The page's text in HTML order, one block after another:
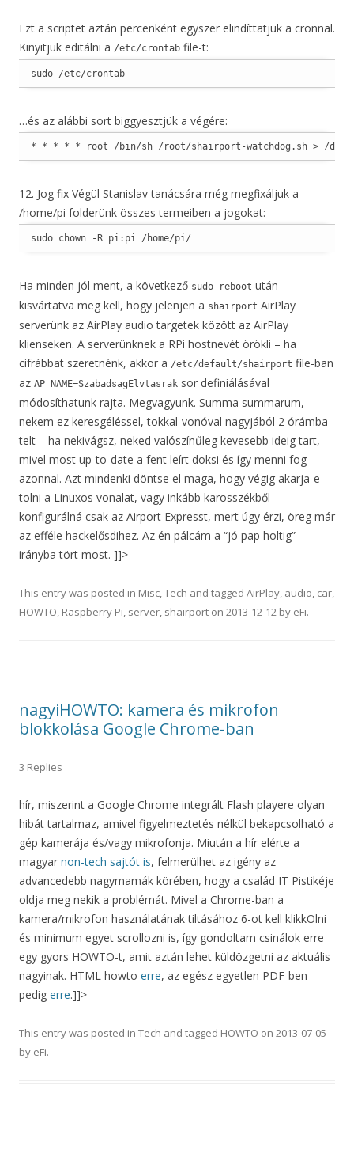
Ezt a scriptet aztán percenként egyszer elindíttatjuk a cronnal.
Kinyitjuk editálni a /etc/crontab file-t:
sudo /etc/crontab
…és az alábbi sort biggyesztjük a végére:
* * * * * root /bin/sh /root/shairport-watchdog.sh > /
12. Jog fix Végül Stanislav tanácsára még megfixáljuk a
/home/pi folderünk összes termeiben a jogokat:
sudo chown -R pi:pi /home/pi/
Ha minden jól ment, a következő sudo reboot után
kisvártatva meg kell, hogy jelenjen a shairport AirPlay
serverünk az AirPlay audio targetek között az AirPlay
klienseken. A serverünknek a RPi hostnevét örökli – ha
cifrábbat szeretnénk, akkor a /etc/default/shairport file-ban
az AP_NAME=SzabadsagElvtasrak sor definiálásával
módosíthatunk rajta. Megvagyunk. Summa summarum,
nekem ez keresgéléssel, tokkal-vonóval nagyjából 2 órámba
telt – ha nekivágsz, neked valószínűleg kevesebb ideig tart,
mivel most up-to-date a fent leírt doksi és így menni fog
azonnal. Azt mindenki döntse el maga, hogy végig akarja-e
tolni a Linuxos vonalat, vagy inkább karosszékből
konfigurálná csak az Airport Expresst, mert úgy érzi, öreg már
az efféle hackelősdihez. Az én pálcám a “jó pap holtig”
irányba tört most. ]]>
This entry was posted in Misc,Tech and tagged AirPlay, audio, car,
HOWTO, Raspberry Pi, server, shairport on 2013-12-12 by eFi.
nagyiHOWTO: kamera és mikrofon
blokkolása Google Chrome-ban
3 Replies
hír, miszerint a Google Chrome integrált Flash playere olyan
hibát tartalmaz, amivel figyelmeztetés nélkül bekapcsolható a
gép kamerája és/vagy mikrofonja. Miután a hír elérte a
magyar non-tech sajtót is, felmerülhet az igény az
advancedebb nagymamák körében, hogy a család IT Pistikéje
oldja meg nekik a problémát. Mivel a Chrome-ban a
kamera/mikrofon használatának tiltásához 6-ot kell klikkOlni
és minimum egyet scrollozni is, így gondoltam csinálok erre
egy gyors HOWTO-t, amit aztán lehet küldözgetni az aktuális
nagyinak. HTML howto erre, az egész egyetlen PDF-ben
pedig erre.]]>
This entry was posted in Tech and tagged HOWTO on 2013-07-05
by eFi.